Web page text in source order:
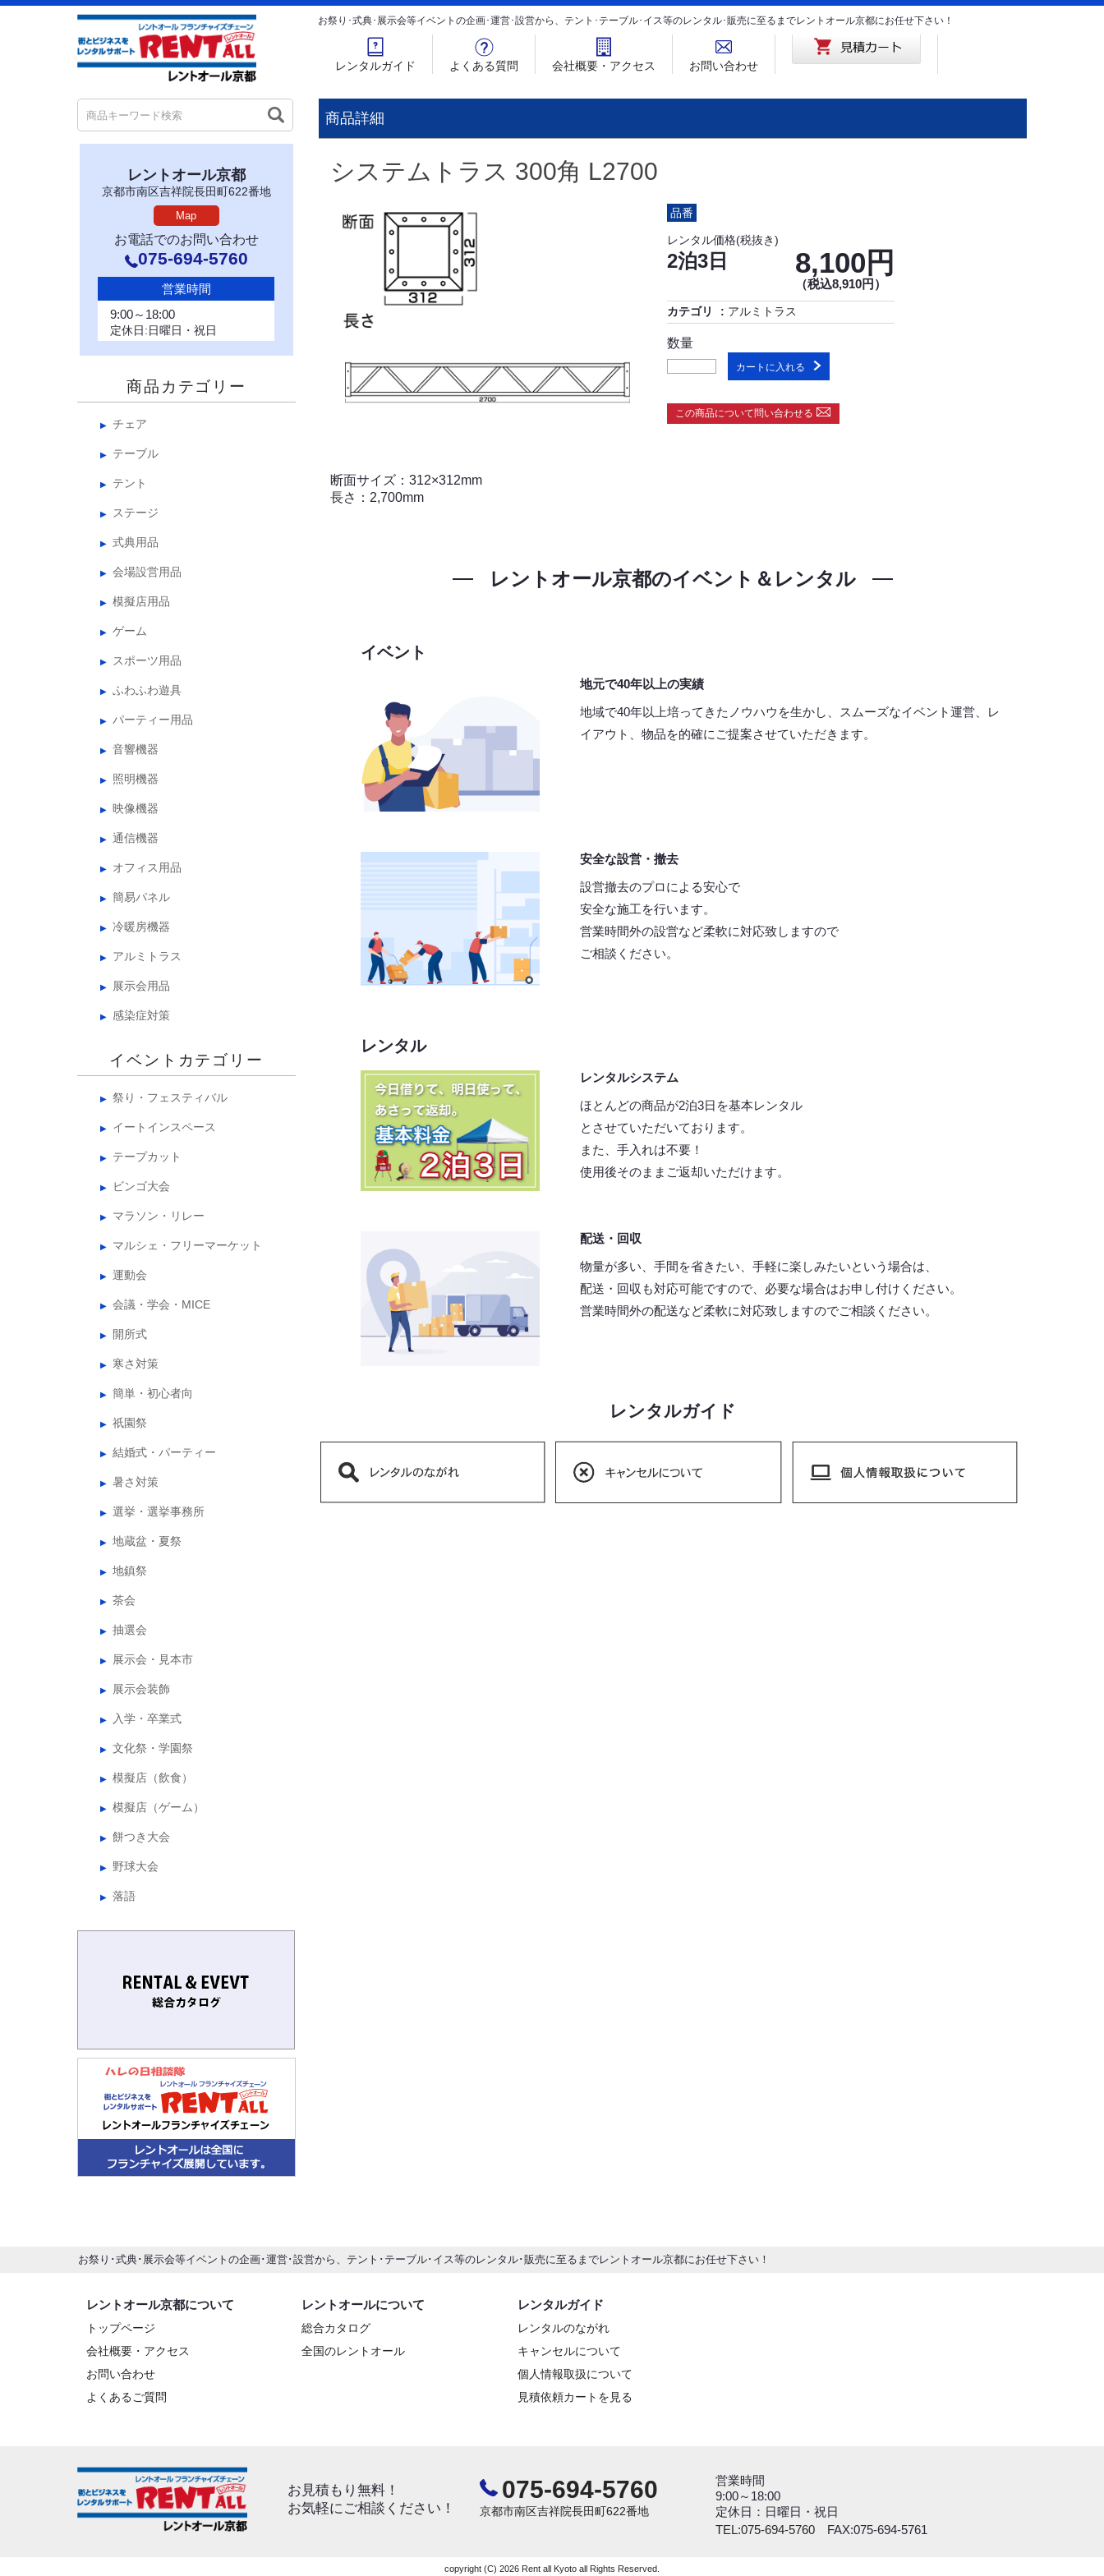
お祭り･式典･展示会等イベントの企画･運営･設営から、テント･テーブル･イス等のレンタル･販売に至るまでレントオール京都にお任せ下さい！
レンタルガイド よくある質問 会社概要・アクセス お問い合わせ
レントオール京都
京都市南区吉祥院長田町622番地
Map
お電話でのお問い合わせ
075-694-5760
営業時間
9:00～18:00
定休日:日曜日・祝日
商品カテゴリー
チェア
テーブル
テント
ステージ
式典用品
会場設営用品
模擬店用品
ゲーム
スポーツ用品
ふわふわ遊具
パーティー用品
音響機器
照明機器
映像機器
通信機器
オフィス用品
簡易パネル
冷暖房機器
アルミトラス
展示会用品
感染症対策
イベントカテゴリー
祭り・フェスティバル
イートインスペース
テープカット
ビンゴ大会
マラソン・リレー
マルシェ・フリーマーケット
運動会
会議・学会・MICE
開所式
寒さ対策
簡単・初心者向
祇園祭
結婚式・パーティー
暑さ対策
選挙・選挙事務所
地蔵盆・夏祭
地鎮祭
茶会
抽選会
展示会・見本市
展示会装飾
入学・卒業式
文化祭・学園祭
模擬店（飲食）
模擬店（ゲーム）
餅つき大会
野球大会
落語
商品詳細
システムトラス 300角 L2700
品番
レンタル価格(税抜き)
2泊3日 8,100円
（税込8,910円）
カテゴリ アルミトラス
数量
カートに入れる
この商品について問い合わせる
断面サイズ：312×312mm
長さ：2,700mm
レントオール京都のイベント＆レンタル
イベント
地元で40年以上の実績
地域で40年以上培ってきたノウハウを生かし、スムーズなイベント運営、レ
イアウト、物品を的確にご提案させていただきます。
安全な設営・撤去
設営撤去のプロによる安心で
安全な施工を行います。
営業時間外の設営など柔軟に対応致しますので
ご相談ください。
レンタル
レンタルシステム
ほとんどの商品が2泊3日を基本レンタル
とさせていただいております。
また、手入れは不要！
使用後そのままご返却いただけます。
配送・回収
物量が多い、手間を省きたい、手軽に楽しみたいという場合は、
配送・回収も対応可能ですので、必要な場合はお申し付けください。
営業時間外の配送など柔軟に対応致しますのでご相談ください。
レンタルガイド
お祭り･式典･展示会等イベントの企画･運営･設営から、テント･テーブル･イス等のレンタル･販売に至るまでレントオール京都にお任せ下さい！
レントオール京都について
トップページ
会社概要・アクセス
お問い合わせ
よくあるご質問
レントオールについて
総合カタログ
全国のレントオール
レンタルガイド
レンタルのながれ
キャンセルについて
個人情報取扱について
見積依頼カートを見る
お見積もり無料！
お気軽にご相談ください！
075-694-5760
京都市南区吉祥院長田町622番地
営業時間
9:00～18:00
定休日：日曜日・祝日
TEL:075-694-5760 FAX:075-694-5761
copyright (C) 2026 Rent all Kyoto all Rights Reserved.